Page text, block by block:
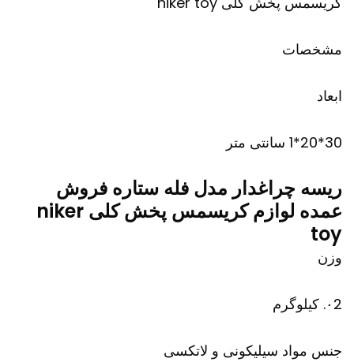
مشخصات
ابعاد
30*20*1 سانتی متر
ریسه چراغدار مدل فله ستاره فروش
عمده لوازم کریسمس پخش کلی niker
toy
وزن
۰2. کیلوگرم
جنس مواد سیلیکونی و لاتکسی